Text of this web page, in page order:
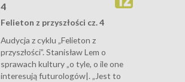
4
Felieton z przyszłości cz. 4
Audycja z cyklu „Felieton z
przyszłości”. Stanisław Lem o
sprawach kultury „o tyle, o ile one
interesują futurologów|. „Jest to